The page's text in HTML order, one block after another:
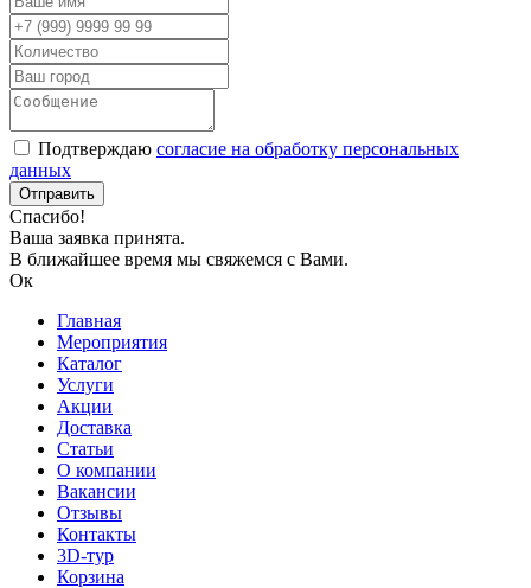
Подтверждаю согласие на обработку персональных
данных
Спасибо!
Ваша заявка принята.
В ближайшее время мы свяжемся с Вами.
Ок
Главная
Мероприятия
Каталог
Услуги
Акции
Доставка
Статьи
О компании
Вакансии
Отзывы
Контакты
3D-тур
Корзина